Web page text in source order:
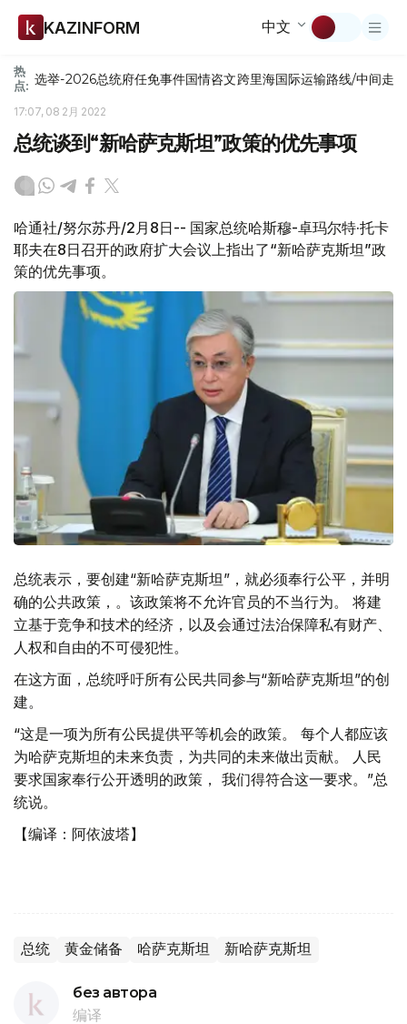
KAZINFORM 中文
热
点: 选举-2026总统府任免事件国情咨文跨里海国际运输路线/中间走廊
17:07, 08 2月 2022
总统谈到“新哈萨克斯坦”政策的优先事项
哈通社/努尔苏丹/2月8日-- 国家总统哈斯穆-卓玛尔特·托卡
耶夫在8日召开的政府扩大会议上指出了“新哈萨克斯坦”政
策的优先事项。
总统表示，要创建“新哈萨克斯坦”，就必须奉行公平，并明
确的公共政策，。该政策将不允许官员的不当行为。 将建
立基于竞争和技术的经济，以及会通过法治保障私有财产、
人权和自由的不可侵犯性。
在这方面，总统呼吁所有公民共同参与“新哈萨克斯坦”的创
建。
“这是一项为所有公民提供平等机会的政策。 每个人都应该
为哈萨克斯坦的未来负责，为共同的未来做出贡献。 人民
要求国家奉行公开透明的政策， 我们得符合这一要求。”总
统说。
【编译：阿依波塔】
总统 黄金储备 哈萨克斯坦 新哈萨克斯坦
без автора
编译